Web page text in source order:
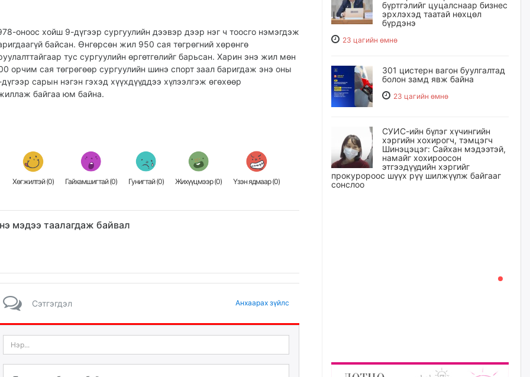
оноос хойш 9-дүгээр сургуулийн дээвэр дээр нэг ч тоосго нэмэгдэж
байсан. Өнгөрсөн жил 950 сая төгрөгний хөрөнгө
тус сургуулийн өргөтгөлийг барьсан. Харин энэ жил мөн
орчим сая төгрөгөөр сургуулийн шинэ спорт заал баригдаж энэ оны
сарын нэгэн гэхэд хүүхдүүддээ хүлээлгэж өгөхөөр
байгаа юм байна.
Хөгжилтэй (0) Гайхамшигтай (0) Гунигтай (0) Жихүүцмээр (0) Үзэн ядмаар (0)
мэдээ таалагдаж байвал
Сэтгэгдэл Анхаарах зүйлс
бүртгэлийг цуцалснаар бизнес
эрхлэхэд таатай нөхцөл
бүрдэнэ
23 цагийн өмнө
301 цистерн вагон буулгалтад
болон замд явж байна
23 цагийн өмнө
СУИС-ийн бүлэг хүчингийн
хэргийн хохирогч, тэмцэгч
Шинэцэцэг: Сайхан мэдээтэй,
намайг хохироосон
этгээдүүдийн хэргийг
прокуророос шүүх рүү шилжүүлж байгааг
сонслоо